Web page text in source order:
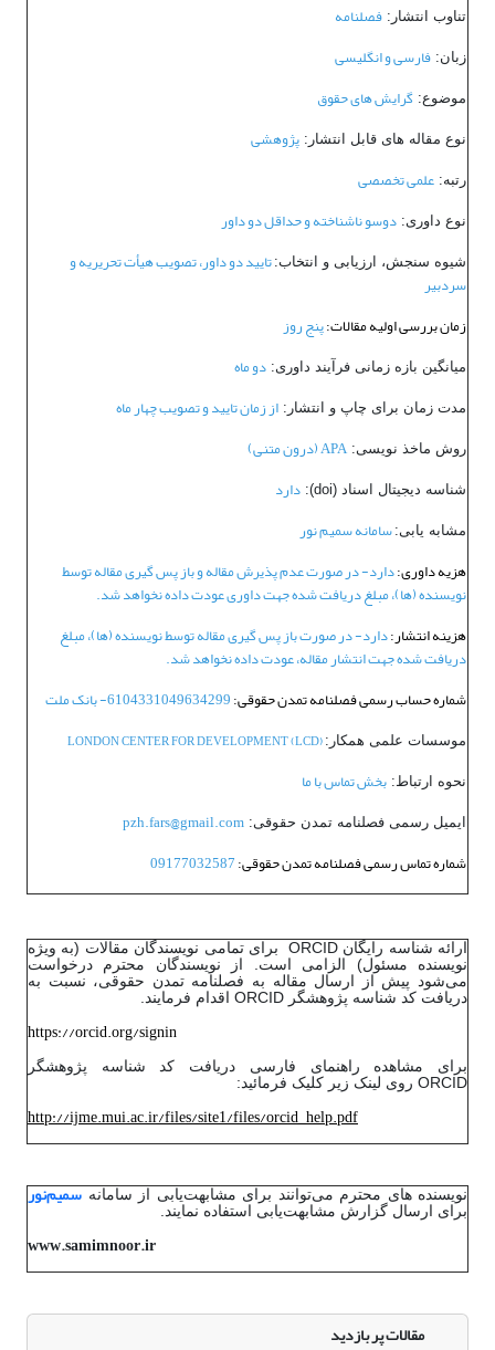
تناوب انتشار: فصلنامه
زبان: فارسی و انگلیسی
موضوع: گرایش های حقوق
نوع مقاله های قابل انتشار: پژوهشی
رتبه: علمی تخصصی
نوع داوری: دوسو ناشناخته و حداقل دو داور
شیوه سنجش، ارزیابی و انتخاب: تایید دو داور، تصویب هیأت تحریریه و
سردبیر
زمان بررسی اولیه مقالات:پنج روز
میانگین بازه زمانی فرآیند داوری: دو ماه
مدت زمان برای چاپ و انتشار: از زمان تایید و تصویب چهار ماه
روش ماخذ نویسی: APA (درون متنی)
شناسه دیجیتال اسناد (doi): دارد
مشابه یابی: سامانه سمیم نور
هزیه داوری:دارد- در صورت عدم پذیرش مقاله و باز پس گیری مقاله توسط
نویسنده (ها)، مبلغ دریافت شده جهت داوری عودت داده نخواهد شد.
هزینه انتشار:دارد- در صورت باز پس گیری مقاله توسط نویسنده (ها)، مبلغ
دریافت شده جهت انتشار مقاله، عودت داده نخواهد شد.
شماره حساب رسمی فصلنامه تمدن حقوقی:
موسسات علمی همکار: (LONDON CENTER FOR DEVELOPMENT (LCD
نحوه ارتباط: بخش تماس با ما
ایمیل رسمی فصلنامه تمدن حقوقی: pzh.fars@gmail.com
شماره تماس رسمی فصلنامه تمدن حقوقی:
ارائه شناسه رایگان ORCID برای تمامی نویسندگان مقالات (به ویژه
نویسنده مسئول) الزامی است. از نویسندگان محترم درخواست
می‌شود پیش از ارسال مقاله به فصلنامه تمدن حقوقی، نسبت به
دریافت کد شناسه پژوهشگر ORCID اقدام فرمایند.
https://orcid.org/signin
برای مشاهده راهنمای فارسی دریافت کد شناسه پژوهشگر
ORCID روی لینک زیر کلیک فرمائید:
http://ijme.mui.ac.ir/files/site1/files/orcid_help.pdf
نویسنده های محترم می‌توانند برای مشابهت‌یابی از سامانه سمیم‌نور
برای ارسال گزارش مشابهت‌یابی استفاده نمایند.
www.samimnoor.ir
مقالات پر بازدید